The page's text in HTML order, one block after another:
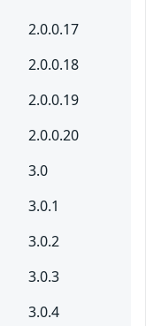
2.0.0.17
2.0.0.18
2.0.0.19
2.0.0.20
3.0
3.0.1
3.0.2
3.0.3
3.0.4